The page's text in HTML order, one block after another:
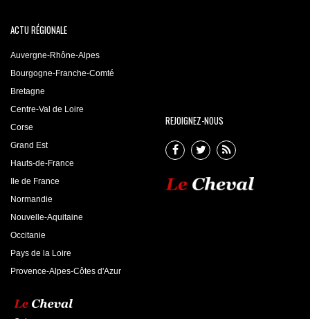
ACTU RÉGIONALE
Auvergne-Rhône-Alpes
Bourgogne-Franche-Comté
Bretagne
Centre-Val de Loire
Corse
Grand Est
Hauts-de-France
Ile de France
Normandie
Nouvelle-Aquitaine
Occitanie
Pays de la Loire
Provence-Alpes-Côtes d'Azur
REJOIGNEZ-NOUS